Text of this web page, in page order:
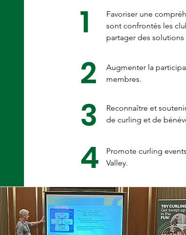
1
Favoriser une
sont confrontés les
partager des solutions
2
Augmenter la
membres.
3
Reconnaître et
de curling et de
4
Promote curling
Valley.